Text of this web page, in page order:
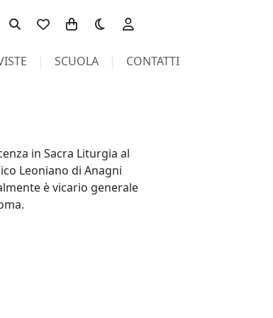
Toggle theme
SCUOLA CONTATTI
in Sacra Liturgia al
Leoniano di Anagni
è vicario generale